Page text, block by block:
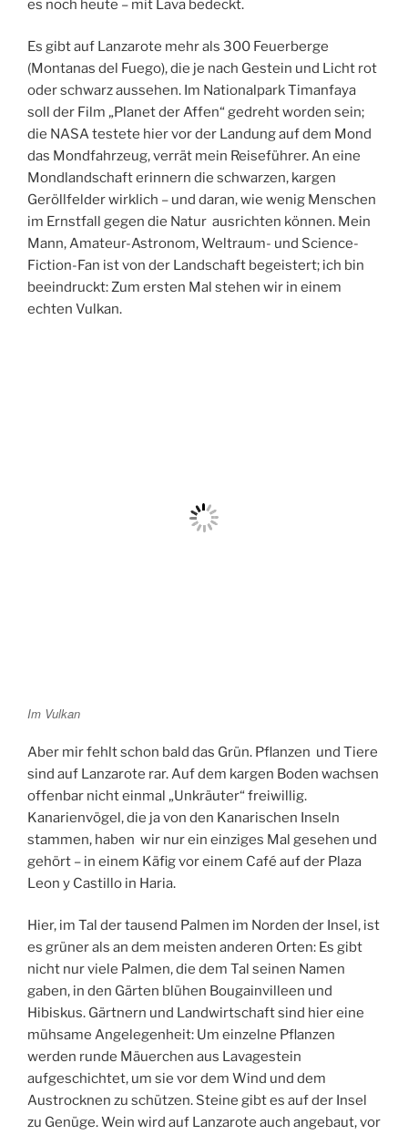
es noch heute – mit Lava bedeckt.
Es gibt auf Lanzarote mehr als 300 Feuerberge
(Montanas del Fuego), die je nach Gestein und Licht rot
oder schwarz aussehen. Im Nationalpark Timanfaya
soll der Film „Planet der Affen“ gedreht worden sein;
die NASA testete hier vor der Landung auf dem Mond
das Mondfahrzeug, verrät mein Reiseführer. An eine
Mondlandschaft erinnern die schwarzen, kargen
Geröllfelder wirklich – und daran, wie wenig Menschen
im Ernstfall gegen die Natur ausrichten können. Mein
Mann, Amateur-Astronom, Weltraum- und Science-
Fiction-Fan ist von der Landschaft begeistert; ich bin
beeindruckt: Zum ersten Mal stehen wir in einem
echten Vulkan.
Im Vulkan
Aber mir fehlt schon bald das Grün. Pflanzen und Tiere
sind auf Lanzarote rar. Auf dem kargen Boden wachsen
offenbar nicht einmal „Unkräuter“ freiwillig.
Kanarienvögel, die ja von den Kanarischen Inseln
stammen, haben wir nur ein einziges Mal gesehen und
gehört – in einem Käfig vor einem Café auf der Plaza
Leon y Castillo in Haria.
Hier, im Tal der tausend Palmen im Norden der Insel, ist
es grüner als an dem meisten anderen Orten: Es gibt
nicht nur viele Palmen, die dem Tal seinen Namen
gaben, in den Gärten blühen Bougainvilleen und
Hibiskus. Gärtnern und Landwirtschaft sind hier eine
mühsame Angelegenheit: Um einzelne Pflanzen
werden runde Mäuerchen aus Lavagestein
aufgeschichtet, um sie vor dem Wind und dem
Austrocknen zu schützen. Steine gibt es auf der Insel
zu Genüge. Wein wird auf Lanzarote auch angebaut, vor